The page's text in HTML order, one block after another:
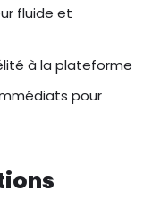
fluide et
à la plateforme
pour